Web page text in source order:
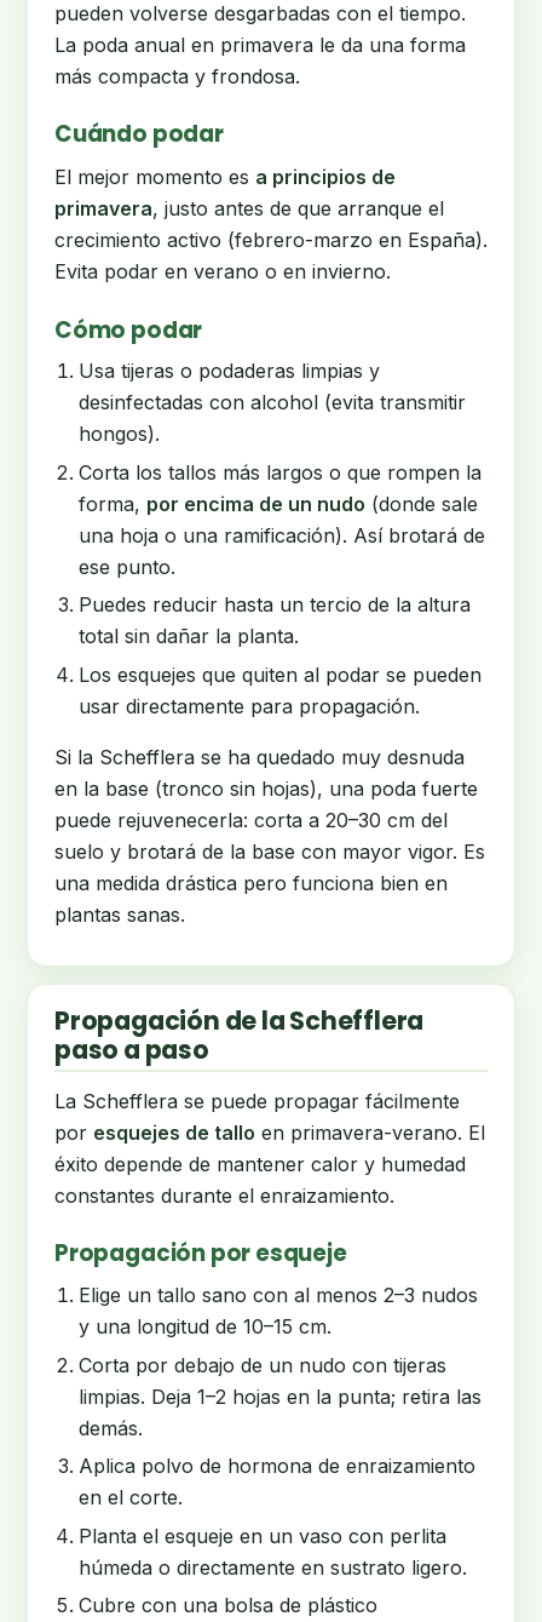
pueden volverse desgarbadas con el tiempo.
La poda anual en primavera le da una forma
más compacta y frondosa.
Cuándo podar
El mejor momento es a principios de
primavera, justo antes de que arranque el
crecimiento activo (febrero-marzo en España).
Evita podar en verano o en invierno.
Cómo podar
Usa tijeras o podaderas limpias y
desinfectadas con alcohol (evita transmitir
hongos).
Corta los tallos más largos o que rompen la
forma, por encima de un nudo (donde sale
una hoja o una ramificación). Así brotará de
ese punto.
Puedes reducir hasta un tercio de la altura
total sin dañar la planta.
Los esquejes que quiten al podar se pueden
usar directamente para propagación.
Si la Schefflera se ha quedado muy desnuda
en la base (tronco sin hojas), una poda fuerte
puede rejuvenecerla: corta a 20–30 cm del
suelo y brotará de la base con mayor vigor. Es
una medida drástica pero funciona bien en
plantas sanas.
Propagación de la Schefflera
paso a paso
La Schefflera se puede propagar fácilmente
por esquejes de tallo en primavera-verano. El
éxito depende de mantener calor y humedad
constantes durante el enraizamiento.
Propagación por esqueje
Elige un tallo sano con al menos 2–3 nudos
y una longitud de 10–15 cm.
Corta por debajo de un nudo con tijeras
limpias. Deja 1–2 hojas en la punta; retira las
demás.
Aplica polvo de hormona de enraizamiento
en el corte.
Planta el esqueje en un vaso con perlita
húmeda o directamente en sustrato ligero.
Cubre con una bolsa de plástico